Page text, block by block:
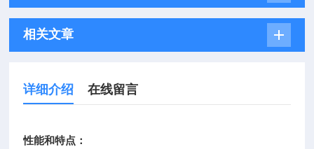
相关文章
详细介绍 在线留言
性能和特点：